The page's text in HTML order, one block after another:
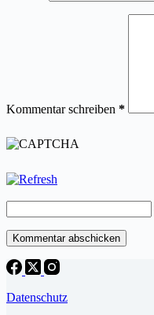
Kommentar schreiben *
Kommentar abschicken
Datenschutz